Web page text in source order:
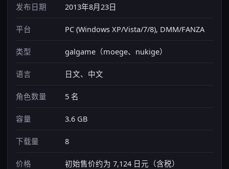
发布日期 2013年8月23日
平台 PC (Windows XP/Vista/7/8), DMM/FANZA
类型 galgame（moege、nukige）
语言 日文、中文
角色数量 5 名
容量 3.6 GB
下载量 8
价格 初始售价约为 7,124 日元（含税）